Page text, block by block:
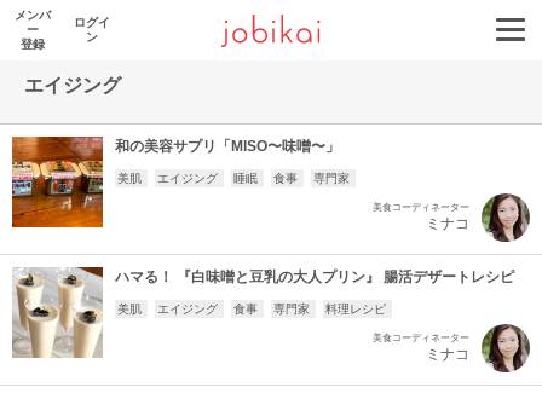
メンバ
ー
登録
ログイ
ン
エイジング
和の美容サプリ「MISO〜味噌〜」
美肌 エイジング 睡眠 食事 専門家
美食コーディネーター
ミナコ
ハマる！ 『白味噌と豆乳の大人プリン』 腸活デザートレシピ
美肌 エイジング 食事 専門家 料理レシピ
美食コーディネーター
ミナコ